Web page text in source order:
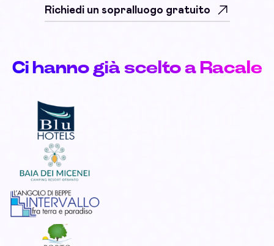
Richiedi un sopralluogo gratuito
Ci hanno già scelto a Racale